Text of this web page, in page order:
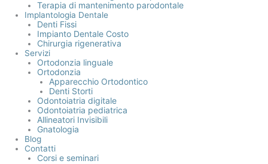
Terapia di mantenimento parodontale
Implantologia Dentale
Denti Fissi
Impianto Dentale Costo
Chirurgia rigenerativa
Servizi
Ortodonzia linguale
Ortodonzia
Apparecchio Ortodontico
Denti Storti
Odontoiatria digitale
Odontoiatria pediatrica
Allineatori Invisibili
Gnatologia
Blog
Contatti
Corsi e seminari